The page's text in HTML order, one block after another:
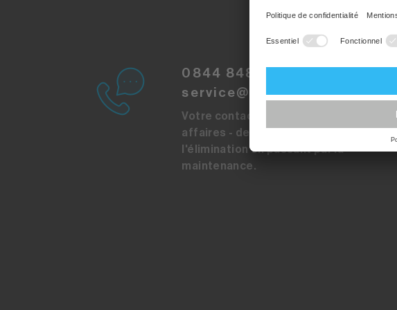
0844 848 848
service@sibirgroup.ch
Votre contact pour toutes les
affaires - de l'acquisition à
l'élimination en passant par la
maintenance.